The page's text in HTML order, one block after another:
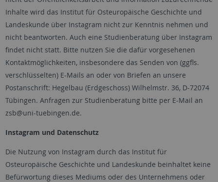
Inhalte wird das Institut für Osteuropäische Geschichte und
Landeskunde über Instagram nicht zur Kenntnis nehmen und
nicht beantworten. Auch eine Studienberatung über Instagram
findet nicht statt. Bitte nutzen Sie die dafür vorgesehenen
Kontaktmöglichkeiten, insbesondere das Senden von (ggfls.
verschlüsselten) E-Mails an oder von Briefen an unsere
Postanschrift: Hegelbau (Erdgeschoss) Wilhelmstr. 36, D-72074
Tübingen. Anfragen zur Studienberatung bitte per E-Mail an
zsb@uni-tuebingen.de.
Instagram und Datenschutz
Die Nutzung von Instagram durch das Institut für
Osteuropäische Geschichte und Landeskunde beinhaltet keine
Befürwortung dieses Mediums oder des Unternehmens oder